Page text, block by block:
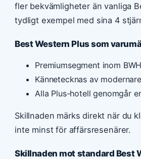
fler bekvämligheter än vanliga
tydligt exempel med sina 4
Best Western Plus som
Premiumsegment inom
Kännetecknas av
Alla Plus-hotell genomgår
Skillnaden märks direkt när du
inte minst för affärsresenärer.
Skillnaden mot standard Best